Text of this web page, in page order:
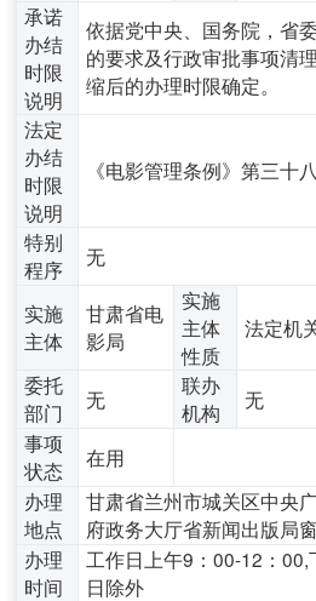
承诺
办结
时限
说明
依据党中央、国务院，省
的要求及行政审批事项清
缩后的办理时限确定。
法定
办结
时限
说明
《电影管理条例》第三十
特别
程序
无
实施
主体
甘肃省电
影局
实施
主体
性质
法定机
委托
部门
无
联办
机构
无
事项
状态
在用
办理
地点
甘肃省兰州市城关区中央
府政务大厅省新闻出版局
办理
时间
工作日上午9：00-12：
日除外